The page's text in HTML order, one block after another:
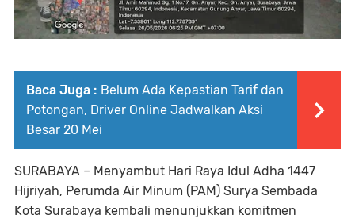
Baca Juga : Belum Ada Kepastian Tarif dan
Potongan, Driver Online Jadwalkan Aksi
Besar 20 Mei
SURABAYA – Menyambut Hari Raya Idul Adha 1447
Hijriyah, Perumda Air Minum (PAM) Surya Sembada
Kota Surabaya kembali menunjukkan komitmen